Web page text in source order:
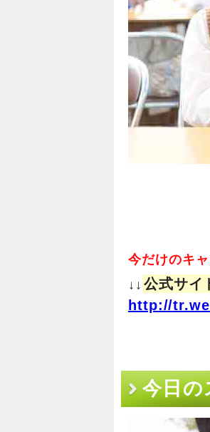
今だけのキ
↓↓ 公式サイ
http://
今日の